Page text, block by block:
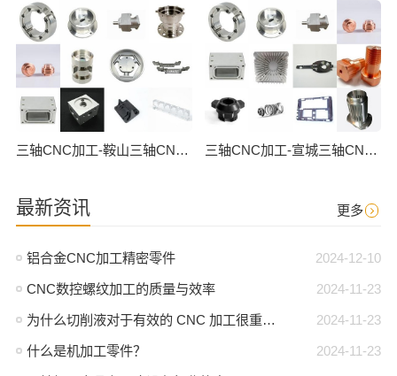
三轴CNC加工-鞍山三轴CNC数控加工 三轴CNC加工-宣城三轴CNC数控加工
最新资讯 更多
2024-12-10
铝合金CNC加工精密零件
2024-11-23
CNC数控螺纹加工的质量与效率
2024-11-23
为什么切削液对于有效的 CNC 加工很重要？
2024-11-23
什么是机加工零件？